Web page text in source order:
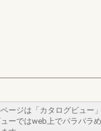
ージは「カタログビュー
ーではweb上でパラパラ